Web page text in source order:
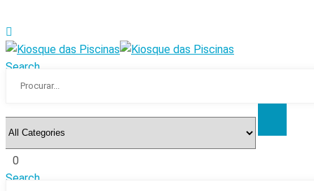
Search
0
Search